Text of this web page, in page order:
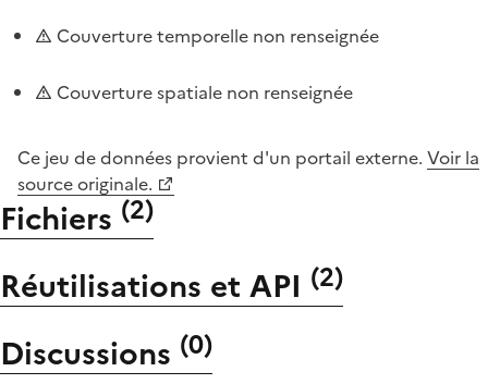
Couverture temporelle non renseignée
Couverture spatiale non renseignée
Ce jeu de données provient d'un portail externe. Voir la
source originale.
Fichiers (2)
Réutilisations et API (2)
Discussions (0)